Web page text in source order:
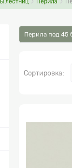
лестниц Перила
Перила под 45
Сортировка: